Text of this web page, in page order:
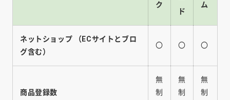
ク
ド
ム
ネットショップ
（ECサイトとブロ
グ含む）
〇 〇 〇
商品登録数
無
制
無
制
無
制